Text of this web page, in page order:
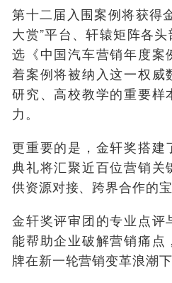
第十二届入围案例将获得
大赏”平台、轩辕矩阵各
选《中国汽车营销年度案
着案例将被纳入这一权威
研究、高校教学的重要样
力。
更重要的是，金轩奖搭建
典礼将汇聚近百位营销关
供资源对接、跨界合作的宝
金轩奖评审团的专业点评
能帮助企业破解营销痛点
牌在新一轮营销变革浪潮下